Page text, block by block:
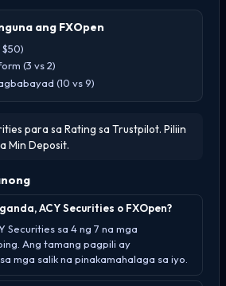
ang FXOpen
$50)
(3 vs 2)
(10 vs 9)
para sa Rating sa Trustpilot. Piliin
Min Deposit.
ACY Securities o FXOpen?
Securities sa 4 ng 7 na mga
Ang tamang pagpili ay
mga salik na pinakamahalaga sa iyo.